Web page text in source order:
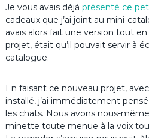
Je vous avais déjà présenté ce
cadeaux que j’ai joint au mini-
avais alors fait une version tout
projet, était qu’il pouvait servir à
catalogue.
En faisant ce nouveau projet,
installé, j’ai immédiatement
les chats. Nous avons nous-
minette toute menue à la voix